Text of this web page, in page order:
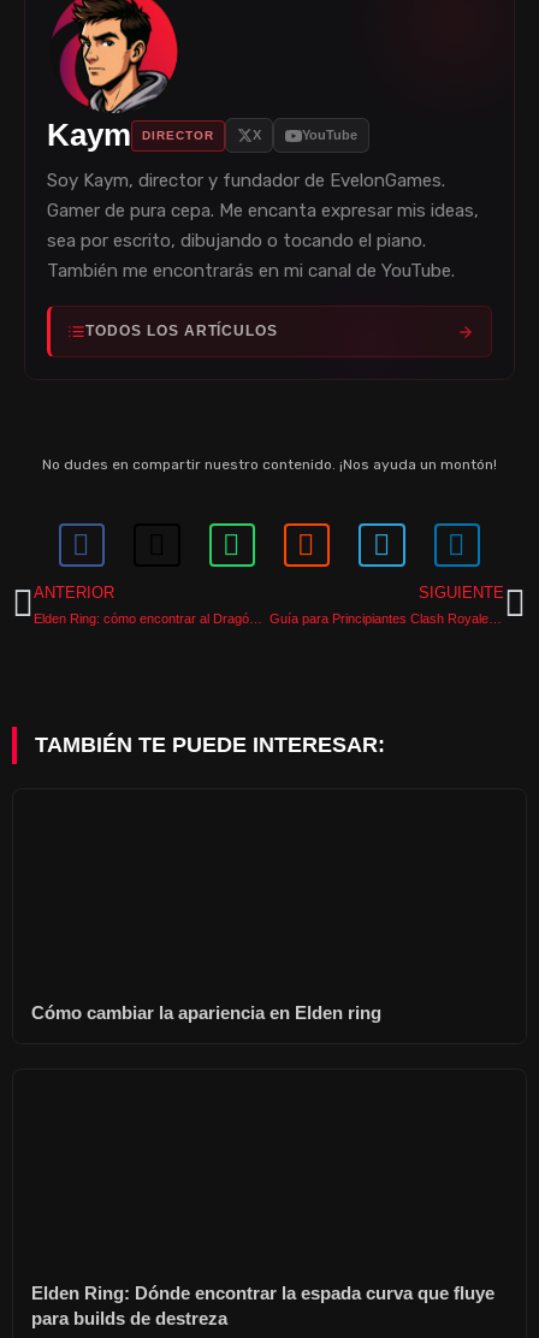
Kaym DIRECTOR X YouTube
Soy Kaym, director y fundador de EvelonGames.
Gamer de pura cepa. Me encanta expresar mis ideas,
sea por escrito, dibujando o tocando el piano.
También me encontrarás en mi canal de YouTube.
TODOS LOS ARTÍCULOS
No dudes en compartir nuestro contenido. ¡Nos ayuda un montón!
ANTERIOR SIGUIENTE
Guía para Principiantes Clash Royale: Los 5 mejores consejos para nuevos jugadores
TAMBIÉN TE PUEDE INTERESAR:
Cómo cambiar la apariencia en Elden ring
Elden Ring: Dónde encontrar la espada curva que fluye
para builds de destreza